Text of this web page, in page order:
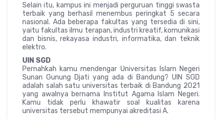
Selain itu, kampus ini menjadi perguruan tinggi swasta
terbaik yang berhasil menembus peringkat 5 secara
nasional. Ada beberapa fakultas yang tersedia di sini,
yaitu fakultas ilmu terapan, industri kreatif, komunikasi
dan bisnis, rekayasa industri, informatika, dan teknik
elektro.
UIN SGD
Pernahkah kamu mendengar Universitas Islam Negeri
Sunan Gunung Djati yang ada di Bandung? UIN SGD
adalah salah satu universitas terbaik di Bandung 2021
yang awalnya bernama Institut Agama Islam Negeri.
Kamu tidak perlu khawatir soal kualitas karena
universitas tersebut mempunyai akreditasi A.